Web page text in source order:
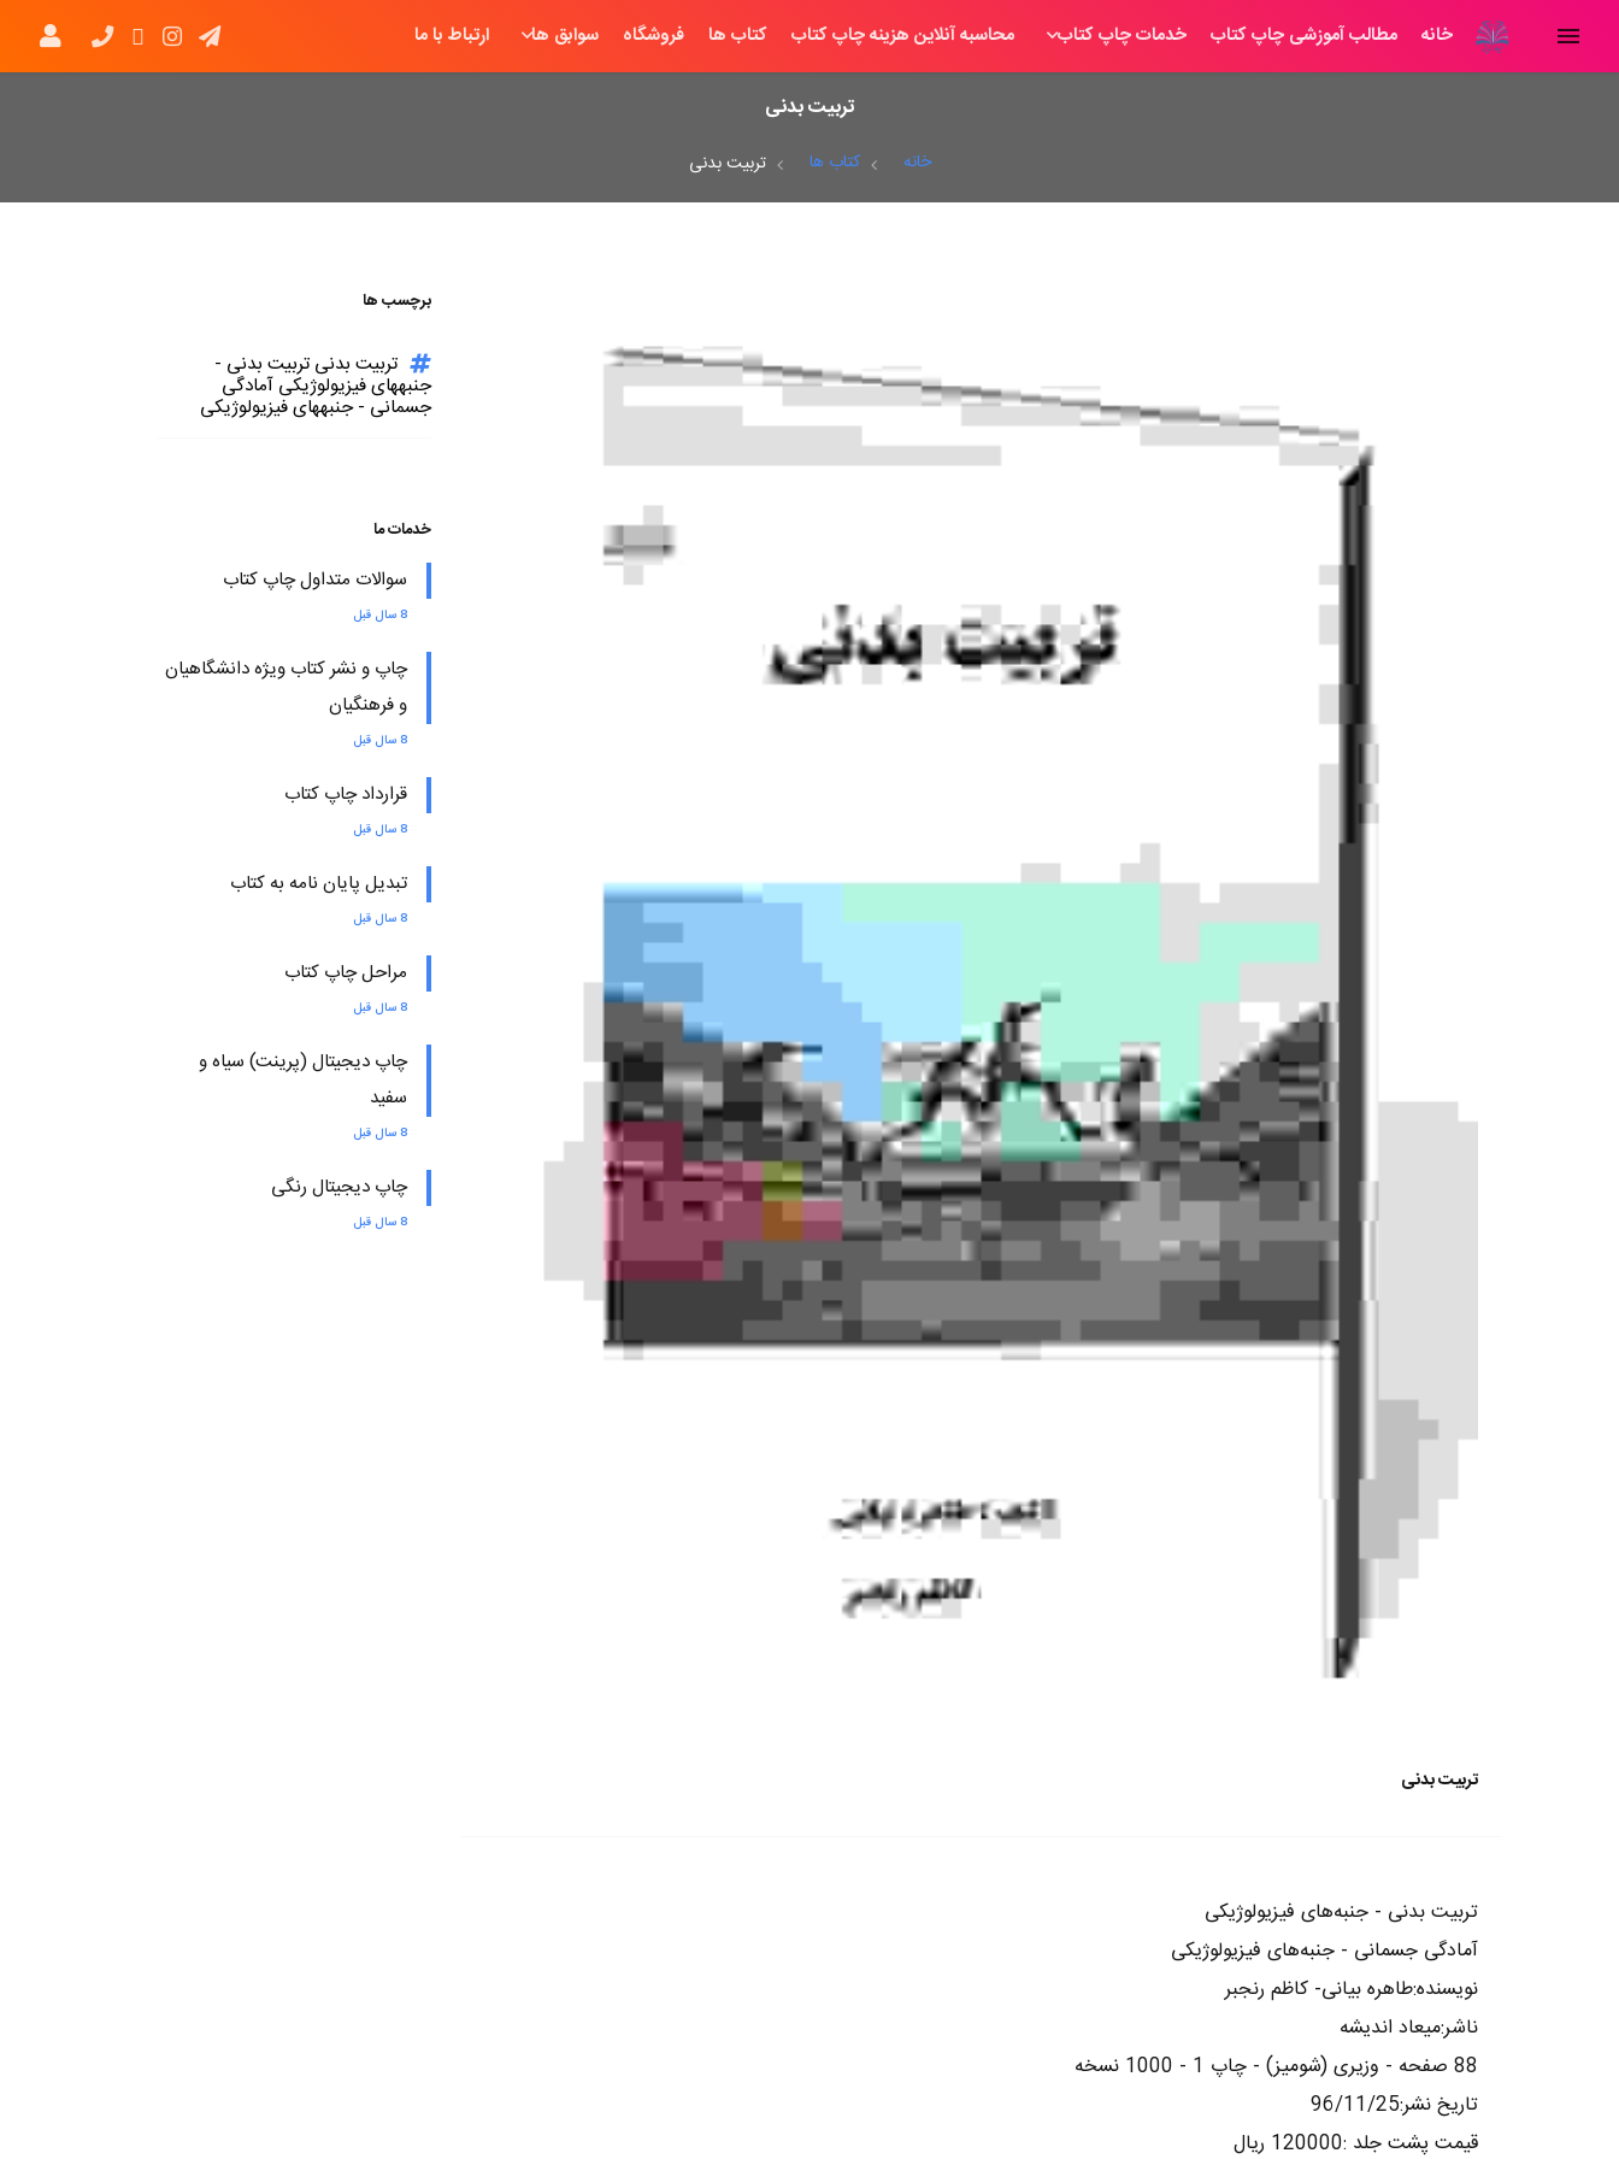
خانه مطالب آموزشی چاپ کتاب خدمات چاپ کتاب محاسبه آنلاین هزینه چاپ کتاب کتاب ها فروشگاه سوابق ها ارتباط با ما
تربیت بدنی
خانه کتاب ها تربیت بدنی
تربیت بدنی
تربیت بدنی - جنبه‌های فیزیولوژیکی
آمادگی جسمانی - جنبه‌های فیزیولوژیکی
نویسنده:طاهره بیانی- کاظم رنجبر
ناشر:میعاد اندیشه
88 صفحه - وزیری (شومیز) - چاپ 1 - 1000 نسخه
تاریخ نشر:96/11/25
قیمت پشت جلد :120000 ریال
برچسب ها
تربیت بدنی تربیت بدنی -
جنبههای فیزیولوژیکی آمادگی
جسمانی - جنبههای فیزیولوژیکی
خدمات ما
سوالات متداول چاپ کتاب
8 سال قبل
چاپ و نشر کتاب ویژه دانشگاهیان
و فرهنگیان
8 سال قبل
قرارداد چاپ کتاب
8 سال قبل
تبدیل پایان نامه به کتاب
8 سال قبل
مراحل چاپ کتاب
8 سال قبل
چاپ دیجیتال (پرینت) سیاه و
سفید
8 سال قبل
چاپ دیجیتال رنگی
8 سال قبل